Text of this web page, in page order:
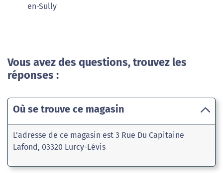
en-Sully
Vous avez des questions, trouvez les
réponses :
Où se trouve ce magasin
L'adresse de ce magasin est 3 Rue Du Capitaine
Lafond, 03320 Lurcy-Lévis